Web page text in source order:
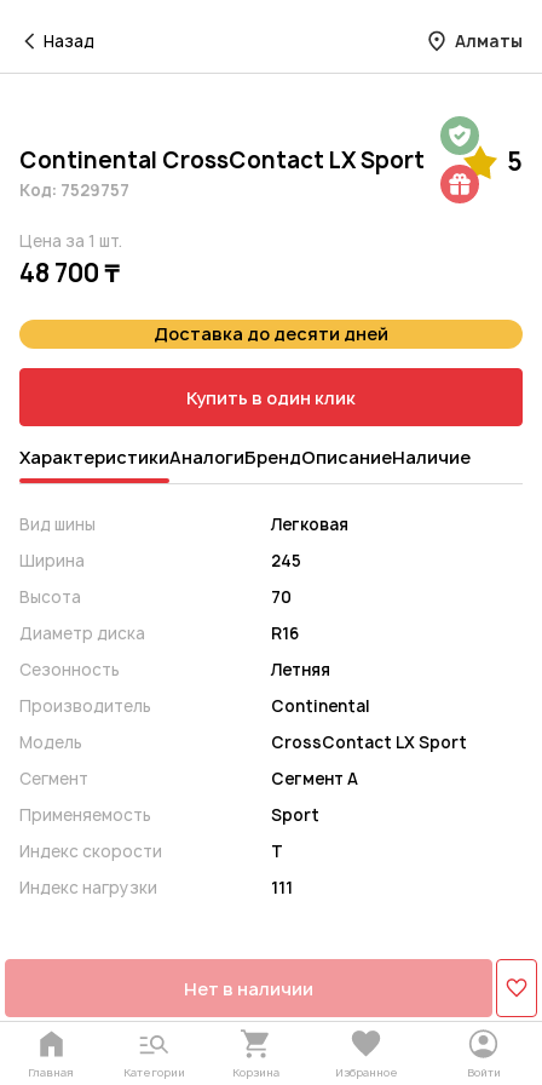
Назад Алматы
Continental CrossContact LX Sport 5
Код: 7529757
Цена за 1 шт.
48 700 ₸
Доставка до десяти дней
Купить в один клик
ХарактеристикиАналогиБрендОписаниеНаличие
Вид шины
Легковая
Ширина
245
Высота
70
Диаметр диска
R16
Сезонность
Летняя
Производитель
Continental
Модель
CrossContact LX Sport
Сегмент
Сегмент A
Применяемость
Sport
Индекс скорости
T
Индекс нагрузки
111
Нет в наличии
Главная Категории Корзина Избранное Войти